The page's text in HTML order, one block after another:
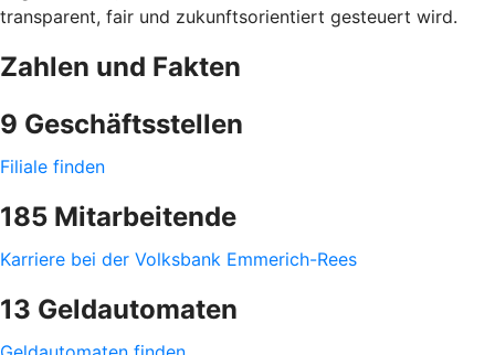
transparent, fair und zukunftsorientiert gesteuert wird.
Zahlen und Fakten
9 Geschäftsstellen
Filiale finden
185 Mitarbeitende
Karriere bei der Volksbank Emmerich-Rees
13 Geldautomaten